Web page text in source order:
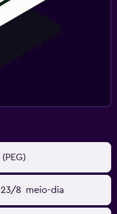
8 meio-dia